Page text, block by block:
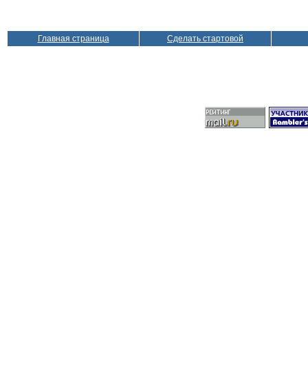
Главная страница Сделать стартовой